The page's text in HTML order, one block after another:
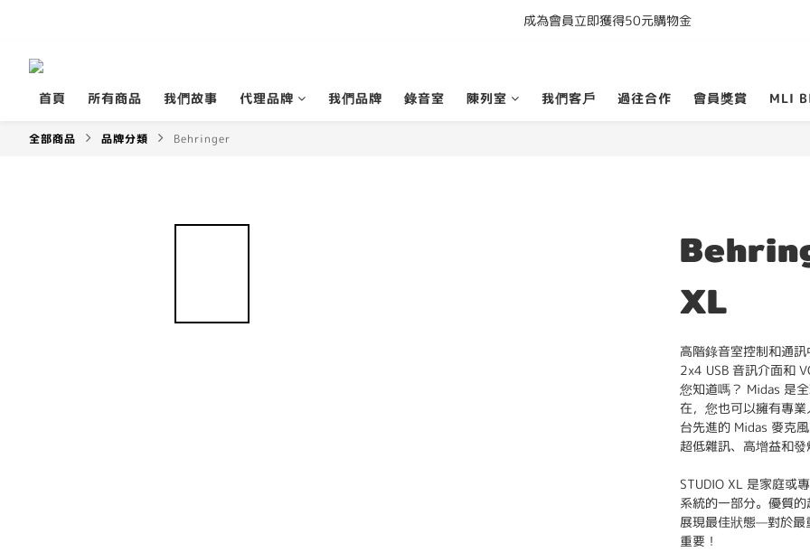
購買任何產品即享全港免運費
成為會員立即獲得50元購物金
首頁
所有商品 我們故事 代理品牌 我們品牌 錄音室 陳列室 我們客戶 過往合作 會員獎賞 MLI
全部商品 品牌分類 Behringer
XL
高階錄音室控制和通
2x4 USB 音訊介面和
您知道嗎？ Midas 是
在，您也可以擁有專
台先進的 Midas 麥克
超低雜訊、高增益和發
STUDIO XL 是家庭或
系統的一部分。優質
展現最佳狀態—對於最
重要！